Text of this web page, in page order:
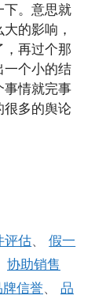
下。意思就
的影响，
，再过个那
一个小的结
事情就完事
很多的舆论
评估、假一
协助销售
牌信誉、 品